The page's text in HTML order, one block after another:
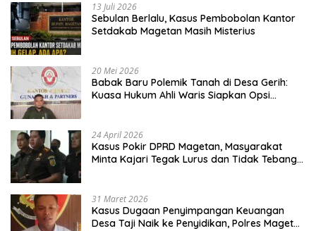
13 Juli 2026
Sebulan Berlalu, Kasus Pembobolan Kantor
Setdakab Magetan Masih Misterius
20 Mei 2026
Babak Baru Polemik Tanah di Desa Gerih:
Kuasa Hukum Ahli Waris Siapkan Opsi
24 April 2026
Kasus Pokir DPRD Magetan, Masyarakat
Minta Kajari Tegak Lurus dan Tidak Tebang
31 Maret 2026
Kasus Dugaan Penyimpangan Keuangan
Desa Taji Naik ke Penyidikan, Polres Magetan